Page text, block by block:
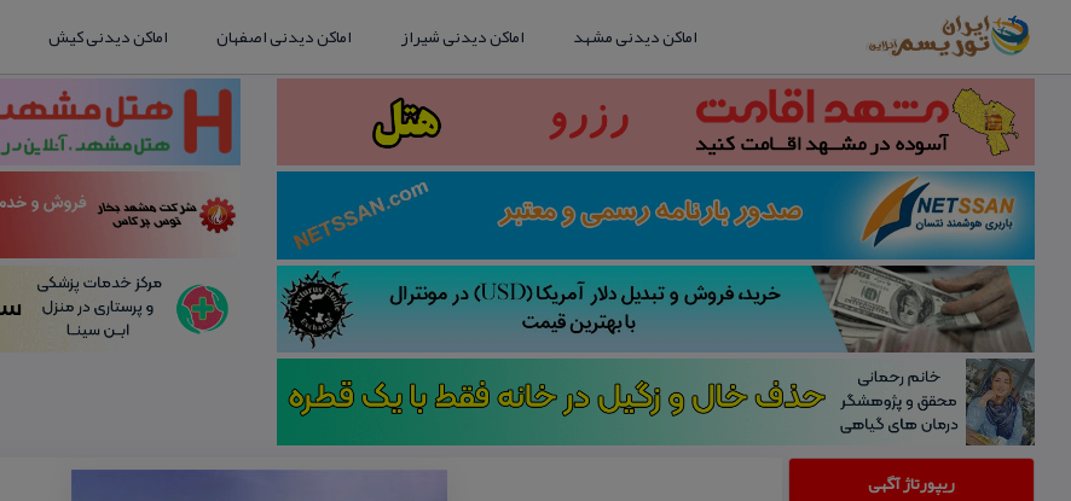
اماکن دیدنی مشهد اماکن دیدنی شیراز اماکن دیدنی اصفهان اماکن دیدنی کیش
ریپورتاژ آگهی